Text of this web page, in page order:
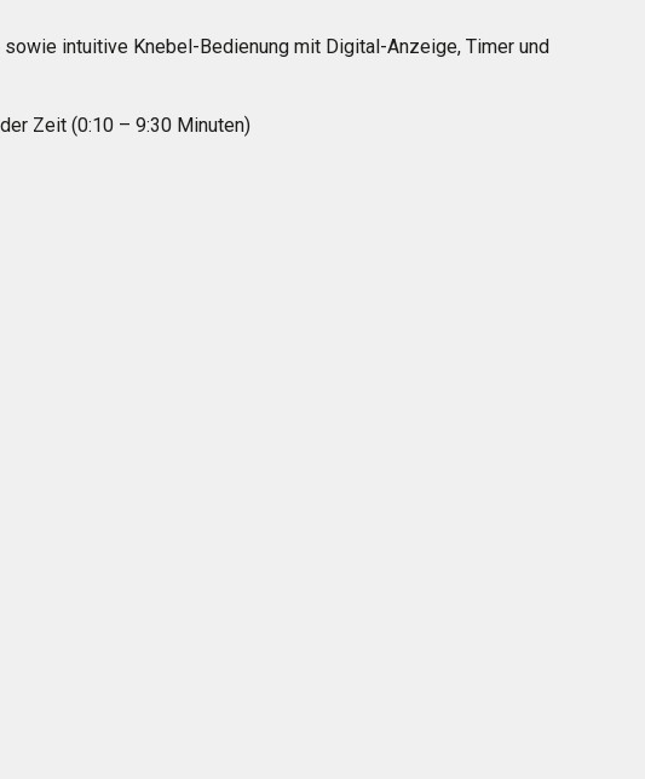
intuitive Knebel-Bedienung mit Digital-Anzeige, Timer und
Zeit (0:10 – 9:30 Minuten)